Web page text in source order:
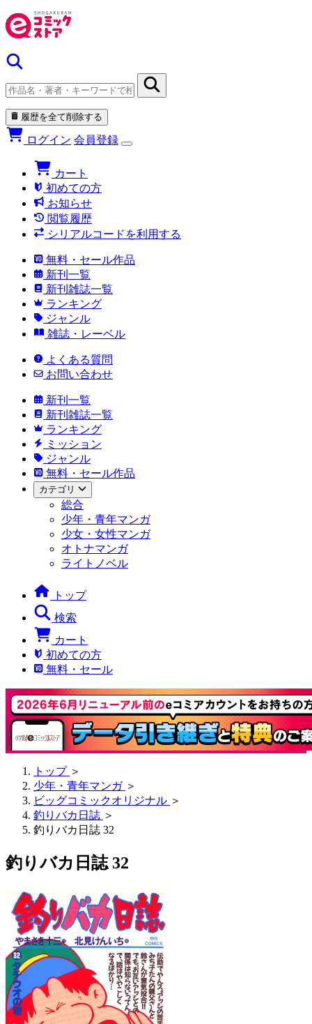
履歴を全て削除する
ログイン 会員登録
カート
初めての方
お知らせ
閲覧履歴
シリアルコードを利用する
無料・セール作品
新刊一覧
新刊雑誌一覧
ランキング
ジャンル
雑誌・レーベル
よくある質問
お問い合わせ
新刊一覧
新刊雑誌一覧
ランキング
ミッション
ジャンル
無料・セール作品
カテゴリ
総合
少年・青年マンガ
少女・女性マンガ
オトナマンガ
ライトノベル
トップ
検索
カート
初めての方
無料・セール
トップ ＞
少年・青年マンガ ＞
ビッグコミックオリジナル ＞
釣りバカ日誌 ＞
釣りバカ日誌 32
釣りバカ日誌 32